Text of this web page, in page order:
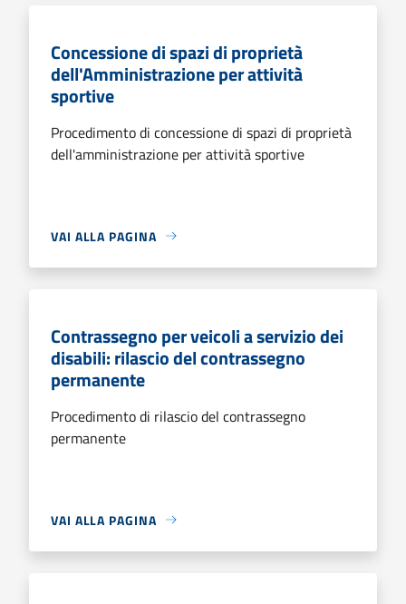
Concessione di spazi di proprietà
dell'Amministrazione per attività
sportive
Procedimento di concessione di spazi di proprietà
dell'amministrazione per attività sportive
VAI ALLA PAGINA
Contrassegno per veicoli a servizio dei
disabili: rilascio del contrassegno
permanente
Procedimento di rilascio del contrassegno
permanente
VAI ALLA PAGINA